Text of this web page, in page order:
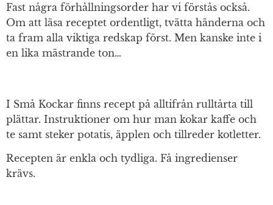
Fast några förhållningsorder har vi förstås också.
Om att läsa receptet ordentligt, tvätta händerna och
ta fram alla viktiga redskap först. Men kanske inte i
en lika mästrande ton…
I Små Kockar finns recept på alltifrån rulltårta till
plättar. Instruktioner om hur man kokar kaffe och
te samt steker potatis, äpplen och tillreder kotletter.
Recepten är enkla och tydliga. Få ingredienser
krävs.